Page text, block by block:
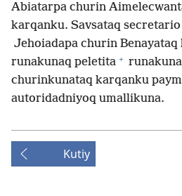
Abiatarpa churin
karqanku. Savsataq
Jehoiadapa churin
runakunaq peletita +
churinkunataq karqanku
autoridadniyoq umallikuna.
Kutiy